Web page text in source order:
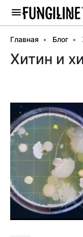
Главная Блог
Хитин и